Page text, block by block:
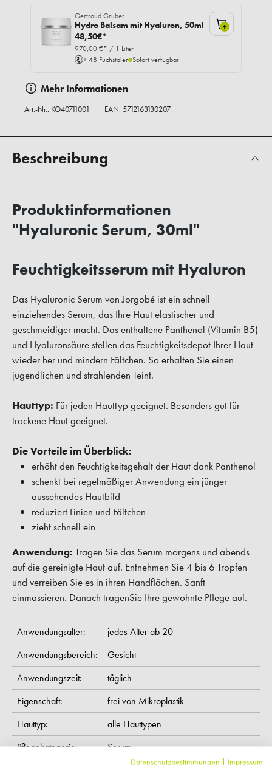
Gertraud Gruber
Hydro Balsam mit Hyaluron, 50ml
48,50€*
970,00 €* / 1 Liter
+ 48 Fuchstaler Sofort verfügbar
+
Mehr Informationen
Art.-Nr.: KO40711001 EAN: 5712163130207
Beschreibung
Produktinformationen
"Hyaluronic Serum, 30ml"
Feuchtigkeitsserum mit Hyaluron
Das Hyaluronic Serum von Jorgobé ist ein schnell
einziehendes Serum, das Ihre Haut elastischer und
geschmeidiger macht. Das enthaltene Panthenol (Vitamin B5)
und Hyaluronsäure stellen das Feuchtigkeitsdepot Ihrer Haut
wieder her und mindern Fältchen. So erhalten Sie einen
jugendlichen und strahlenden Teint.
Hauttyp: Für jeden Hauttyp geeignet. Besonders gut für
trockene Haut geeignet.
Die Vorteile im Überblick:
erhöht den Feuchtigkeitsgehalt der Haut dank Panthenol
schenkt bei regelmäßiger Anwendung ein jünger
aussehendes Hautbild
reduziert Linien und Fältchen
zieht schnell ein
Anwendung: Tragen Sie das Serum morgens und abends
auf die gereinigte Haut auf. Entnehmen Sie 4 bis 6 Tropfen
und verreiben Sie es in ihren Handflächen. Sanft
einmassieren. Danach tragenSie Ihre gewohnte Pflege auf.
Anwendungsalter:
jedes Alter ab 20
Anwendungsbereich:
Gesicht
Anwendungszeit:
täglich
Eigenschaft:
frei von Mikroplastik
Hauttyp:
alle Hauttypen
Pflegekategorie:
Serum
Datenschutzbestimmungen | Impressum